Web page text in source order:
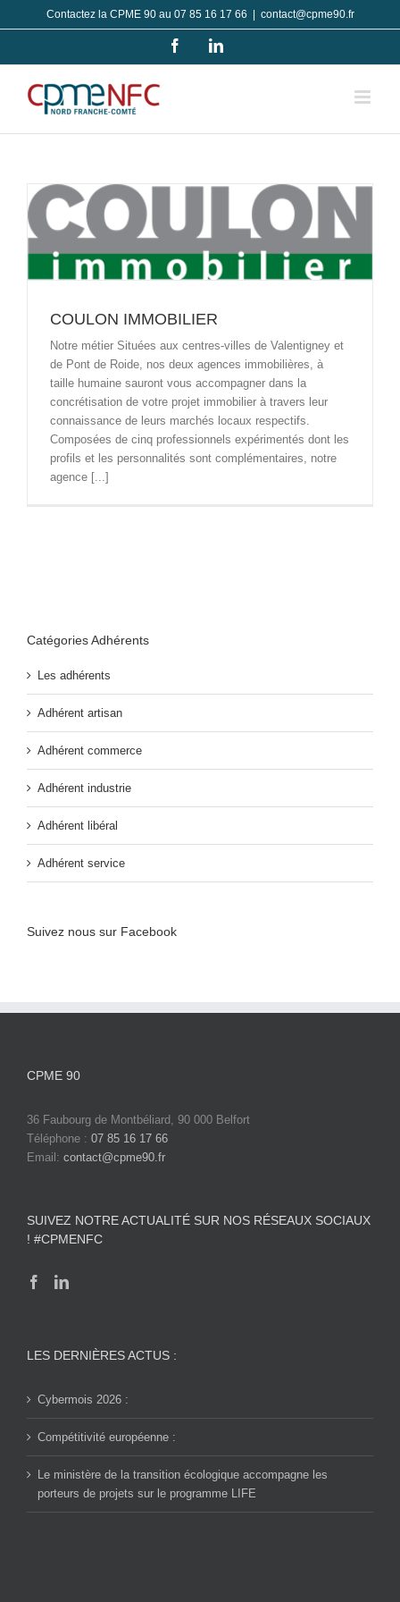
au
Contactez la CPME 90 au 07 85 16 17 66 contact@cpme90.fr
FacebookLinkedIn
COULON IMMOBILIER
Notre métier Situées aux centres-villes de Valentigney et
de Pont de Roide, nos deux agences immobilières, à
taille humaine sauront vous accompagner dans la
concrétisation de votre projet immobilier à travers leur
connaissance de leurs marchés locaux respectifs.
Composées de cinq professionnels expérimentés dont les
profils et les personnalités sont complémentaires, notre
agence [...]
Catégories Adhérents
Les adhérents
Adhérent artisan
Adhérent commerce
Adhérent industrie
Adhérent libéral
Adhérent service
Suivez nous sur Facebook
CPME 90
36 Faubourg de Montbéliard, 90 000 Belfort
Téléphone : 07 85 16 17 66
Email: contact@cpme90.fr
SUIVEZ NOTRE ACTUALITÉ SUR NOS RÉSEAUX SOCIAUX
! #CPMENFC
LES DERNIÈRES ACTUS :
Cybermois 2026 :
Compétitivité européenne :
Le ministère de la transition écologique accompagne les
porteurs de projets sur le programme LIFE